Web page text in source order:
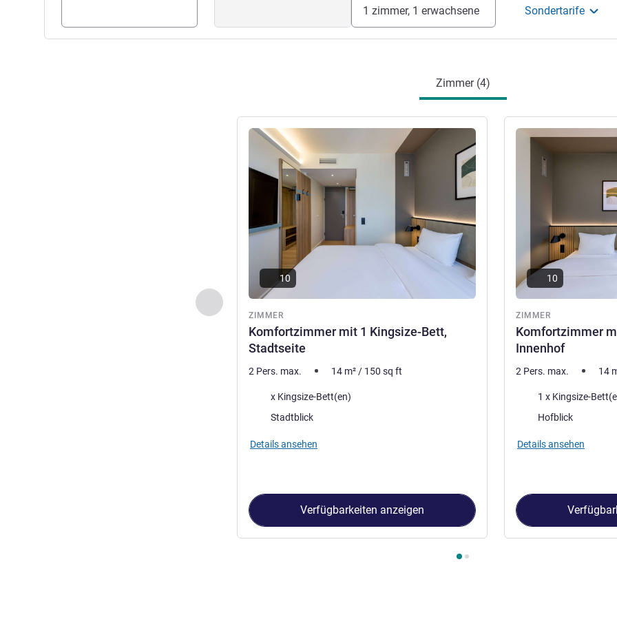
1 zimmer, 1 erwachsene Sondertarife
Zimmer (4)
Zurück - Zimmer
ZIMMER
Komfortzimmer mit 1 Kingsize-Bett,
Stadtseite
Details ansehen
10
2 Pers. max. 14 m² / 150 sq ft
Bettwäsche
x Kingsize-Bett(en)
Aussicht:Stadtblick
Details ansehen
Verfügbarkeiten anzeigen
ZIMMER
Komfortzimmer
Innenhof
Details ansehen
10
2 Pers. max. 14
Bettwäsche
1 x Kingsize-
Aussicht:Hofblick
Details ansehen